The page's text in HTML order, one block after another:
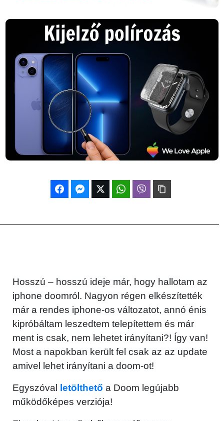
Hosszú – hosszú ideje már, hogy hallotam az
iphone doomról. Nagyon régen elkészítették
már a rendes iphone-os változatot, annó énis
kipróbáltam leszedtem telepítettem és már
ment is csak, nem lehetet irányítani?! Így van!
Most a napokban került fel csak az az update
amivel lehet irányítani a doom-ot!
Egyszóval letölthető a Doom legújabb
működőképes verziója!